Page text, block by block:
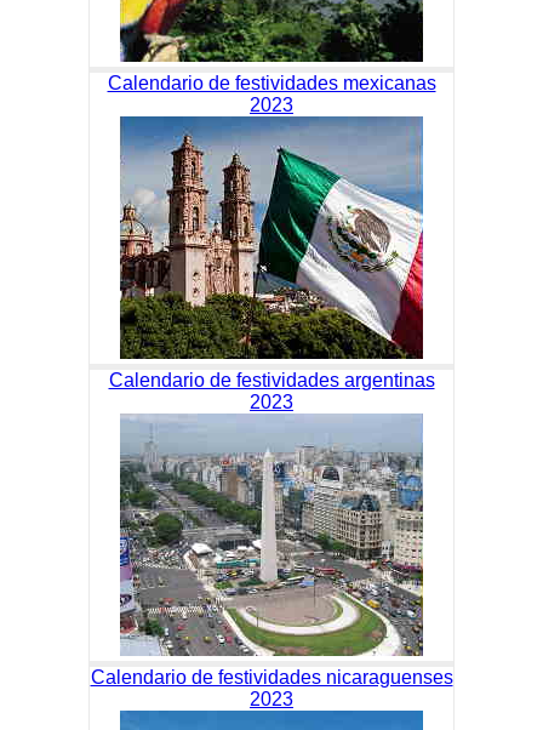
Calendario de festividades mexicanas
2023
Calendario de festividades argentinas
2023
Calendario de festividades nicaraguenses
2023